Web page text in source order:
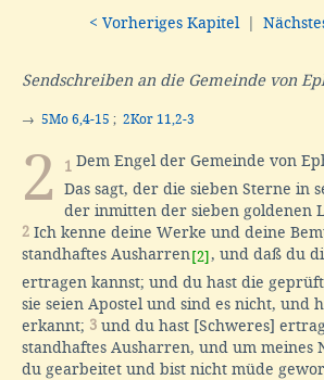
< Vorheriges Kapitel
Sendschreiben an die Gemeinde von
→ 5Mo 6,4-15 ; 2Kor 11,2-3
2 1 Dem Engel der Gemeinde von
Das sagt, der die sieben Sterne in
der inmitten der sieben goldenen
2 Ich kenne deine Werke und deine
standhaftes Ausharren [2] , und daß du
ertragen kannst; und du hast die
sie seien Apostel und sind es nicht, und
erkannt; 3 und du hast [Schweres]
standhaftes Ausharren, und um meines
du gearbeitet und bist nicht müde